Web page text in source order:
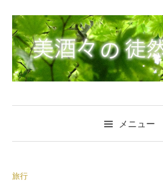
ン
テ
ン
ツ
ス
ッ
メニュー
旅行